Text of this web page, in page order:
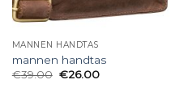
MANNEN HANDTAS
mannen handtas
€39.00 €26.00